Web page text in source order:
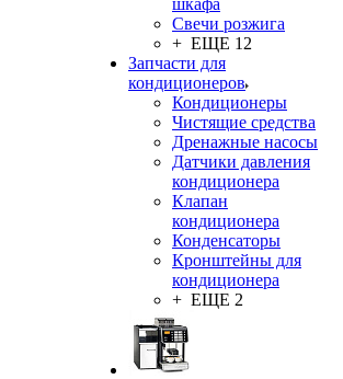
шкафа
Свечи розжига
+ ЕЩЕ 12
Запчасти для
кондиционеров
Кондиционеры
Чистящие средства
Дренажные насосы
Датчики давления
кондиционера
Клапан
кондиционера
Конденсаторы
Кронштейны для
кондиционера
+ ЕЩЕ 2